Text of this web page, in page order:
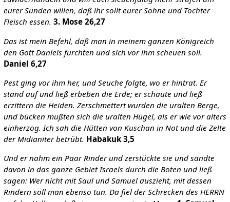
eurer Sünden willen, daß ihr sollt eurer Söhne und Töchter
Fleisch essen. 3. Mose 26,27
Das ist mein Befehl, daß man in meinem ganzen Königreich
den Gott Daniels fürchten und sich vor ihm scheuen soll.
Daniel 6,27
Pest ging vor ihm her, und Seuche folgte, wo er hintrat. Er
stand auf und ließ erbeben die Erde; er schaute und ließ
erzittern die Heiden. Zerschmettert wurden die uralten Berge,
und bücken mußten sich die uralten Hügel, als er wie vor alters
einherzog. Ich sah die Hütten von Kuschan in Not und die Zelte
der Midianiter betrübt. Habakuk 3,5
Und er nahm ein Paar Rinder und zerstückte sie und sandte
davon in das ganze Gebiet Israels durch die Boten und ließ
sagen: Wer nicht mit Saul und Samuel auszieht, mit dessen
Rindern soll man ebenso tun. Da fiel der Schrecken des HERRN